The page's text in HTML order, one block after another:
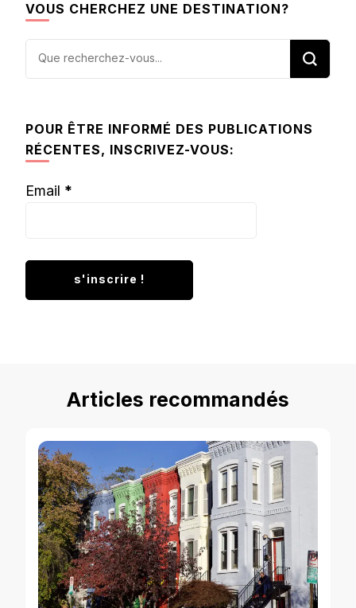
VOUS CHERCHEZ UNE DESTINATION?
Vous
POUR ÊTRE INFORMÉ DES PUBLICATIONS
RÉCENTES, INSCRIVEZ-VOUS:
Email *
Articles recommandés